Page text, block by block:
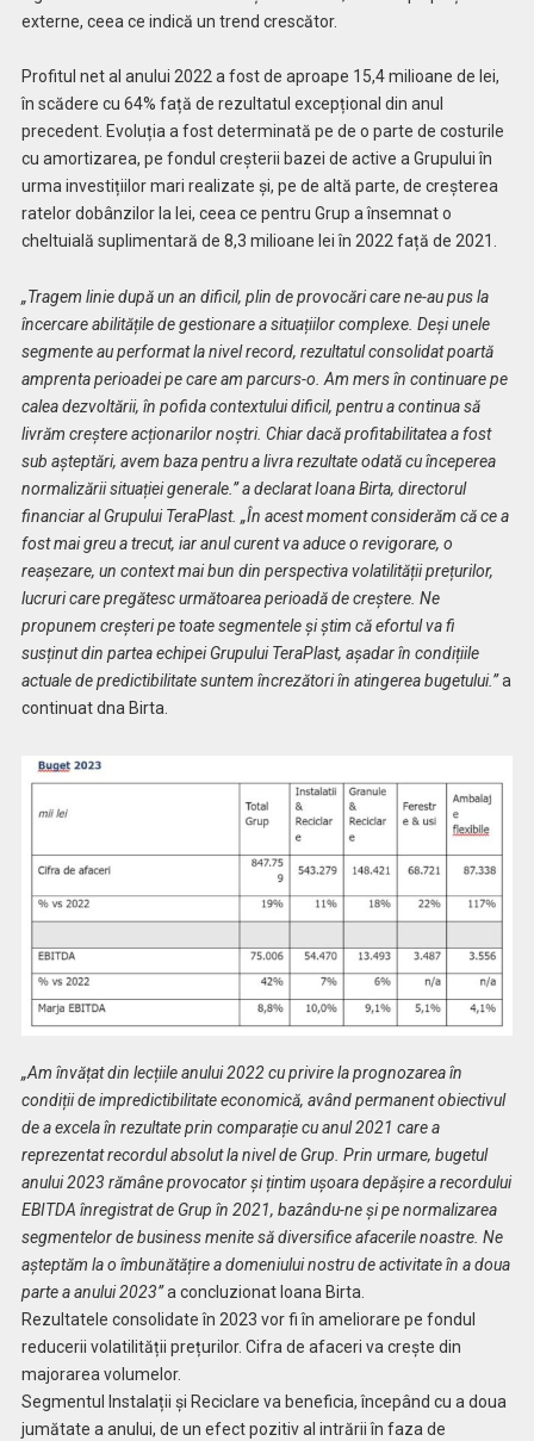
externe, ceea ce indică un trend crescător.
Profitul net al anului 2022 a fost de aproape 15,4 milioane de lei,
în scădere cu 64% față de rezultatul excepțional din anul
precedent. Evoluția a fost determinată pe de o parte de costurile
cu amortizarea, pe fondul creșterii bazei de active a Grupului în
urma investițiilor mari realizate și, pe de altă parte, de creșterea
ratelor dobânzilor la lei, ceea ce pentru Grup a însemnat o
cheltuială suplimentară de 8,3 milioane lei în 2022 față de 2021.
„Tragem linie după un an dificil, plin de provocări care ne-au pus la
încercare abilitățile de gestionare a situațiilor complexe. Deși unele
segmente au performat la nivel record, rezultatul consolidat poartă
amprenta perioadei pe care am parcurs-o. Am mers în continuare pe
calea dezvoltării, în pofida contextului dificil, pentru a continua să
livrăm creștere acționarilor noștri. Chiar dacă profitabilitatea a fost
sub așteptări, avem baza pentru a livra rezultate odată cu începerea
normalizării situației generale.” a declarat Ioana Birta, directorul
financiar al Grupului TeraPlast. „În acest moment considerăm că ce a
fost mai greu a trecut, iar anul curent va aduce o revigorare, o
reașezare, un context mai bun din perspectiva volatilității prețurilor,
lucruri care pregătesc următoarea perioadă de creștere. Ne
propunem creșteri pe toate segmentele și știm că efortul va fi
susținut din partea echipei Grupului TeraPlast, așadar în condițiile
actuale de predictibilitate suntem încrezători în atingerea bugetului.”a
continuat dna Birta.
„Am învățat din lecțiile anului 2022 cu privire la prognozarea în
condiții de impredictibilitate economică, având permanent obiectivul
de a excela în rezultate prin comparație cu anul 2021 care a
reprezentat recordul absolut la nivel de Grup. Prin urmare, bugetul
anului 2023 rămâne provocator și țintim ușoara depășire a recordului
EBITDA înregistrat de Grup în 2021, bazându-ne și pe normalizarea
segmentelor de business menite să diversifice afacerile noastre. Ne
așteptăm la o îmbunătățire a domeniului nostru de activitate în a doua
parte a anului 2023”a concluzionat Ioana Birta.
Rezultatele consolidate în 2023 vor fi în ameliorare pe fondul
reducerii volatilității prețurilor. Cifra de afaceri va crește din
majorarea volumelor.
Segmentul Instalații și Reciclare va beneficia, începând cu a doua
jumătate a anului, de un efect pozitiv al intrării în faza de